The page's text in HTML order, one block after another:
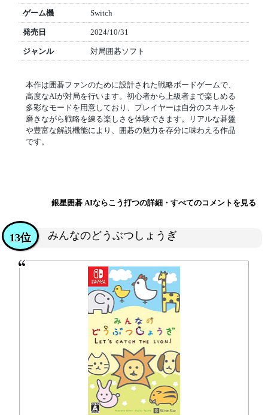
ゲーム機 Switch
発売日 2024/10/31
ジャンル 対局囲碁ソフト
本作は囲碁ファンのために設計された戦略ボードゲームで、
高度なAIが対局を行います。初心者から上級者まで楽しめる
多彩なモードを用意しており、プレイヤーは自分のスキルを
磨きながら戦略を練る楽しさを体験できます。リアルな碁盤
や豊富な解説機能により、囲碁の魅力を存分に味わえる作品
です。
銀星囲碁 AIならこう打つの詳細・すべてのコメントを見る
みんなのどうぶつしょうぎ
13位